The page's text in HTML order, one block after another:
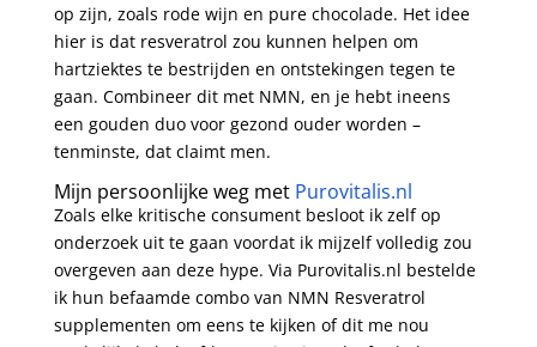
op zijn, zoals rode wijn en pure chocolade. Het idee
hier is dat resveratrol zou kunnen helpen om
hartziektes te bestrijden en ontstekingen tegen te
gaan. Combineer dit met NMN, en je hebt ineens
een gouden duo voor gezond ouder worden –
tenminste, dat claimt men.
Mijn persoonlijke weg met Purovitalis.nl
Zoals elke kritische consument besloot ik zelf op
onderzoek uit te gaan voordat ik mijzelf volledig zou
overgeven aan deze hype. Via Purovitalis.nl bestelde
ik hun befaamde combo van NMN Resveratrol
supplementen om eens te kijken of dit me nou